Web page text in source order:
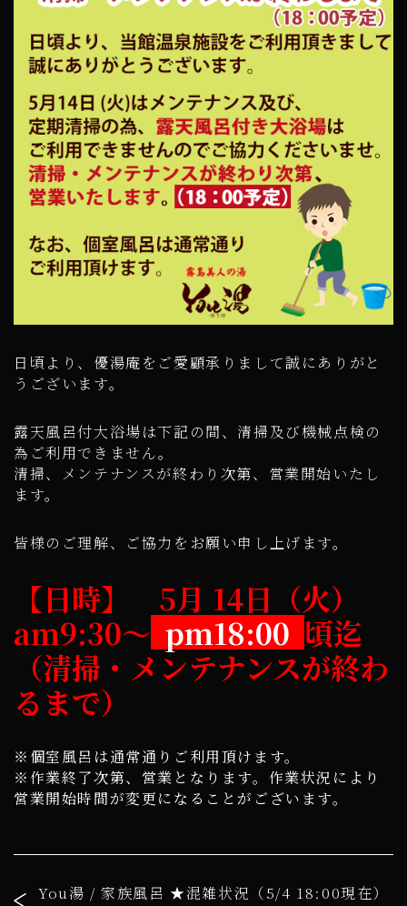
日頃より、優湯庵をご愛顧承りまして誠にありがと
うございます。
露天風呂付大浴場は下記の間、清掃及び機械点検の
為ご利用できません。
清掃、メンテナンスが終わり次第、営業開始いたし
ます。
皆様のご理解、ご協力をお願い申し上げます。
【日時】 5月 14日（火）
am9:30～ pm18:00 頃迄
（清掃・メンテナンスが終わ
るまで）
※個室風呂は通常通りご利用頂けます。
※作業終了次第、営業となります。作業状況により
営業開始時間が変更になることがございます。
You湯 / 家族風呂 ★混雑状況（5/4 18:00現在）